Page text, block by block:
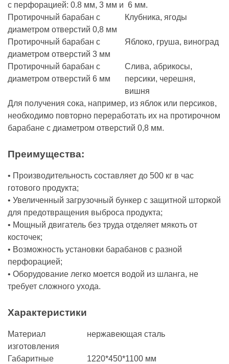
с перфорацией: 0.8 мм, 3 мм и 6 мм.
Протирочный барабан с
диаметром отверстий 0,8 мм
Клубника, ягоды
Протирочный барабан с
диаметром отверстий 3 мм
Яблоко, груша, виноград
Протирочный барабан с
диаметром отверстий 6 мм
Слива, абрикосы,
персики, черешня,
вишня
Для получения сока, например, из яблок или персиков,
необходимо повторно переработать их на протирочном
барабане с диаметром отверстий 0,8 мм.
Преимущества:
• Производительность составляет до 500 кг в час
готового продукта;
• Увеличенный загрузочный бункер с защитной шторкой
для предотвращения выброса продукта;
• Мощный двигатель без труда отделяет мякоть от
косточек;
• Возможность установки барабанов с разной
перфорацией;
• Оборудование легко моется водой из шланга, не
требует сложного ухода.
Характеристики
Материал
изготовления
нержавеющая сталь
Габаритные
1220*450*1100 мм